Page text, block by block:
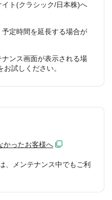
ト(クラシック/日本株)へ
定時間を延長する場合が
ンス画面が表示される場
お試しください。
かったお客様へ
、メンテナンス中でもご利